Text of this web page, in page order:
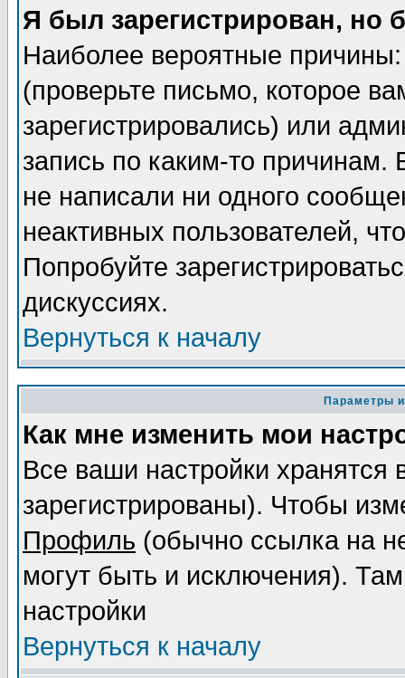
Я был зарегистрирован, но
Наиболее вероятные
(проверьте письмо, которое
зарегистрировались) или
запись по каким-то
не написали ни одного
неактивных пользователей,
Попробуйте
дискуссиях.
Вернуться к началу
Параметры
Как мне изменить мои
Все ваши настройки
зарегистрированы). Чтобы
Профиль (обычно ссылка на
могут быть и исключения).
настройки
Вернуться к началу